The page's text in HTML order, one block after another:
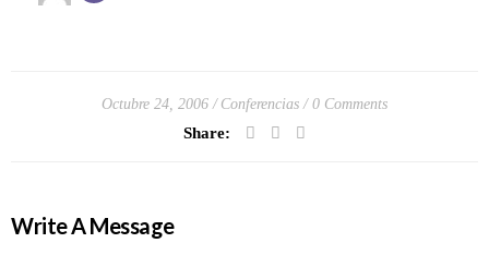
Octubre 24, 2006 Conferencias 0 Comments
Share:
Write A Message